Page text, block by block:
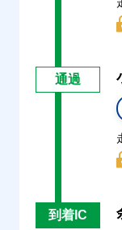
通過
到着IC